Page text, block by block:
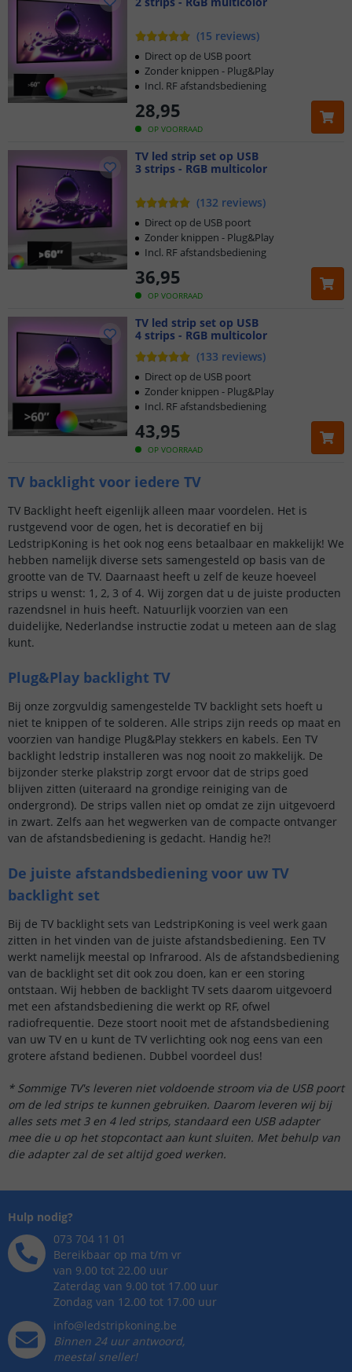
(15 reviews)
OP VOORRAAD
28,95
Direct op de USB poort
Zonder knippen - Plug&Play
Incl. RF afstandsbediening
TV led strip set op USB
3 strips - RGB multicolor
(132 reviews)
OP VOORRAAD
36,95
Direct op de USB poort
Zonder knippen - Plug&Play
Incl. RF afstandsbediening
TV led strip set op USB
4 strips - RGB multicolor
(133 reviews)
OP VOORRAAD
43,95
Direct op de USB poort
Zonder knippen - Plug&Play
Incl. RF afstandsbediening
TV backlight voor iedere TV
TV Backlight heeft eigenlijk alleen maar voordelen. Het is
rustgevend voor de ogen, het is decoratief en bij
LedstripKoning is het ook nog eens betaalbaar en makkelijk! We
hebben namelijk diverse sets samengesteld op basis van de
grootte van de TV. Daarnaast heeft u zelf de keuze hoeveel
strips u wenst: 1, 2, 3 of 4. Wij zorgen dat u de juiste producten
razendsnel in huis heeft. Natuurlijk voorzien van een
duidelijke, Nederlandse instructie zodat u meteen aan de slag
kunt.
Plug&Play backlight TV
Bij onze zorgvuldig samengestelde TV backlight sets hoeft u
niet te knippen of te solderen. Alle strips zijn reeds op maat en
voorzien van handige Plug&Play stekkers en kabels. Een TV
backlight ledstrip installeren was nog nooit zo makkelijk. De
bijzonder sterke plakstrip zorgt ervoor dat de strips goed
blijven zitten (uiteraard na grondige reiniging van de
ondergrond). De strips vallen niet op omdat ze zijn uitgevoerd
in zwart. Zelfs aan het wegwerken van de compacte ontvanger
van de afstandsbediening is gedacht. Handig he?!
De juiste afstandsbediening voor uw TV
backlight set
Bij de TV backlight sets van LedstripKoning is veel werk gaan
zitten in het vinden van de juiste afstandsbediening. Een TV
werkt namelijk meestal op Infrarood. Als de afstandsbediening
van de backlight set dit ook zou doen, kan er een storing
ontstaan. Wij hebben de backlight TV sets daarom uitgevoerd
met een afstandsbediening die werkt op RF, ofwel
radiofrequentie. Deze stoort nooit met de afstandsbediening
van uw TV en u kunt de TV verlichting ook nog eens van een
grotere afstand bedienen. Dubbel voordeel dus!
* Sommige TV's leveren niet voldoende stroom via de USB poort
om de led strips te kunnen gebruiken. Daarom leveren wij bij
alles sets met 3 en 4 led strips, standaard een USB adapter
mee die u op het stopcontact aan kunt sluiten. Met behulp van
die adapter zal de set altijd goed werken.
Hulp nodig?
073 704 11 01
Bereikbaar op ma t/m vr
van 9.00 tot 22.00 uur
Zaterdag van 9.00 tot 17.00 uur
Zondag van 12.00 tot 17.00 uur
info@ledstripkoning.be
Binnen 24 uur antwoord,
meestal sneller!